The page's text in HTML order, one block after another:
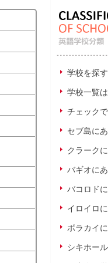
学校を探す
学校一覧
チェックで
セブ島に
クラーク
バギオに
バコロド
イロイロ
ボラカイ
シキホー